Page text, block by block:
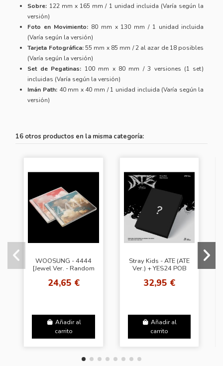
Sobre: 122 mm x 165 mm / 1 unidad incluida (Varía según la
versión)
Foto en Movimiento: 80 mm x 130 mm / 1 unidad incluida
(Varía según la versión)
Tarjeta Fotográfica:55 mm x 85 mm / 2 al azar de 18 posibles
(Varía según la versión)
Set de Pegatinas: 100 mm x 80 mm / 3 versiones (1 set)
incluidas (Varía según la versión)
Imán Path: 40 mm x 40 mm / 1 unidad incluida (Varía según la
versión)
16 otros productos en la misma categoría:
WOOSUNG - 4444
[Jewel Ver. - Random
24,65 €
Añadir al
carrito
Stray Kids - ATE (ATE
Ver.) + YES24 POB
32,95 €
Añadir al
carrito